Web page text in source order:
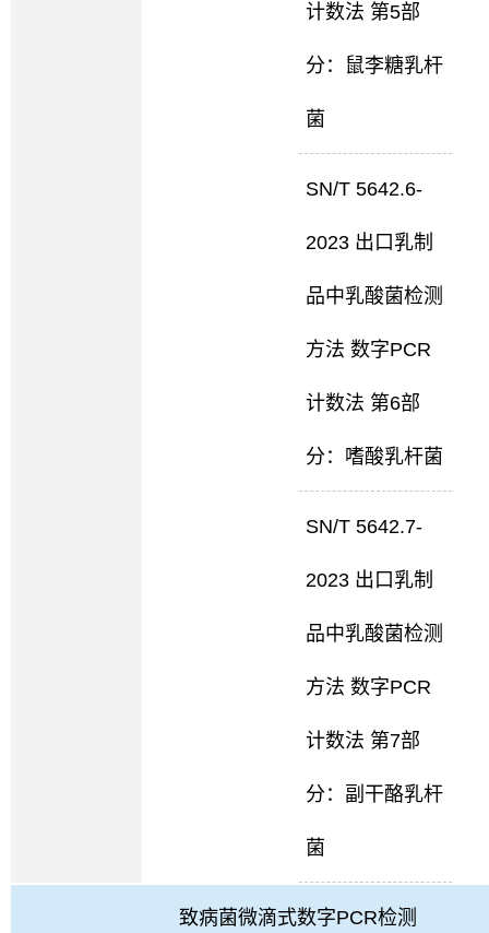
计数法 第5部
分：鼠李糖乳杆
菌
SN/T 5642.6-
2023 出口乳制
品中乳酸菌检测
方法 数字PCR
计数法 第6部
分：嗜酸乳杆菌
SN/T 5642.7-
2023 出口乳制
品中乳酸菌检测
方法 数字PCR
计数法 第7部
分：副干酪乳杆
菌
致病菌微滴式数字PCR检测